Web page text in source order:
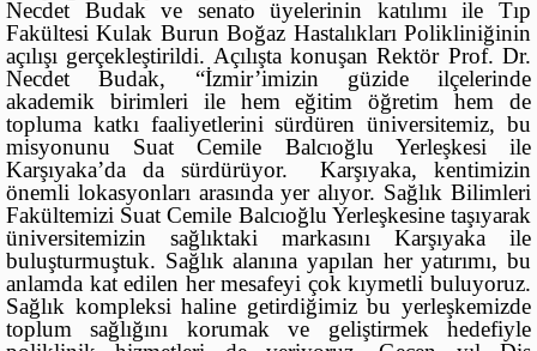
Necdet Budak ve senato üyelerinin katılımı ile Tıp
Fakültesi Kulak Burun Boğaz Hastalıkları Polikliniğinin
açılışı gerçekleştirildi. Açılışta konuşan Rektör Prof. Dr.
Necdet Budak, “İzmir’imizin güzide ilçelerinde
akademik birimleri ile hem eğitim öğretim hem de
topluma katkı faaliyetlerini sürdüren üniversitemiz, bu
misyonunu Suat Cemile Balcıoğlu Yerleşkesi ile
Karşıyaka’da da sürdürüyor. Karşıyaka, kentimizin
önemli lokasyonları arasında yer alıyor. Sağlık Bilimleri
Fakültemizi Suat Cemile Balcıoğlu Yerleşkesine taşıyarak
üniversitemizin sağlıktaki markasını Karşıyaka ile
buluşturmuştuk. Sağlık alanına yapılan her yatırımı, bu
anlamda kat edilen her mesafeyi çok kıymetli buluyoruz.
Sağlık kompleksi haline getirdiğimiz bu yerleşkemizde
toplum sağlığını korumak ve geliştirmek hedefiyle